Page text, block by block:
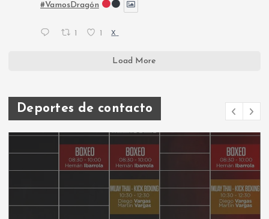
#VamosDragón
X
Load More
Deportes de contacto